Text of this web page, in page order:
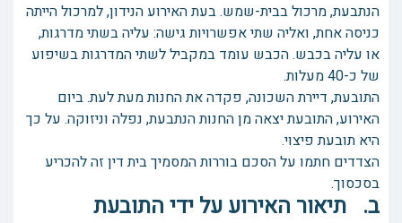
הנתבעת, מרכול בבית-שמש. בעת האירוע הנידון, למרכול הייתה
כניסה אחת, ואליה שתי אפשרויות גישה: עליה בשתי מדרגות,
או עליה בכבש. הכבש עומד במקביל לשתי המדרגות בשיפוע
של כ-40 מעלות.
התובעת, דיירת השכונה, פקדה את החנות מעת לעת. ביום
האירוע, התובעת יצאה מן החנות הנתבעת, נפלה וניזוקה. על כך
היא תובעת פיצוי.
הצדדים חתמו על הסכם בוררות המסמיך בית דין זה להכריע
בסכסוך.
ב. תיאור האירוע על ידי התובעת